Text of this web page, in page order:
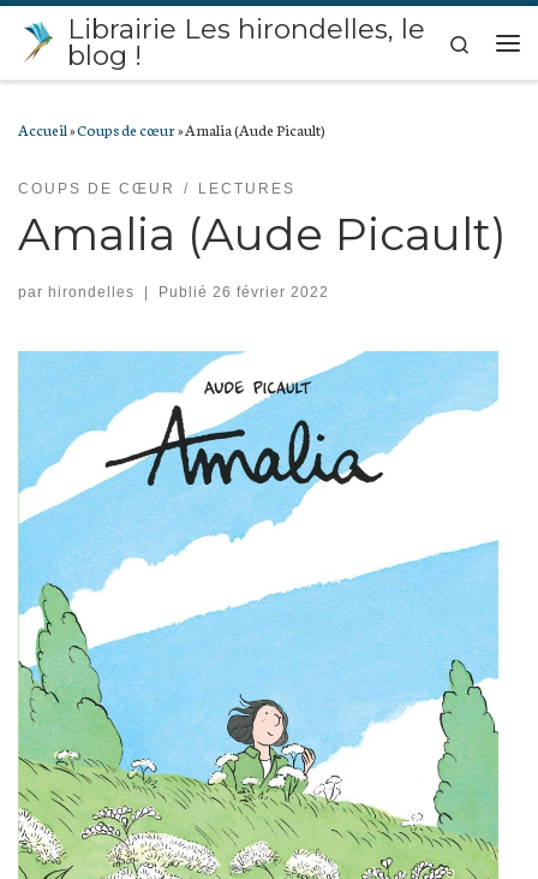
Passer au contenu
Librairie Les hirondelles, le
blog !
Search
Accueil»Coups de cœur»Amalia (Aude Picault)
COUPS DE CŒUR LECTURES
Amalia (Aude Picault)
par hirondelles | Publié 26 février 2022